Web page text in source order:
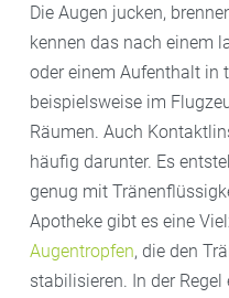
Die Augen jucken,
kennen das nach einem
oder einem Aufenthalt in
beispielsweise im
Räumen. Auch
häufig darunter. Es
genug mit
Apotheke gibt es eine
Augentropfen, die den
stabilisieren. In der